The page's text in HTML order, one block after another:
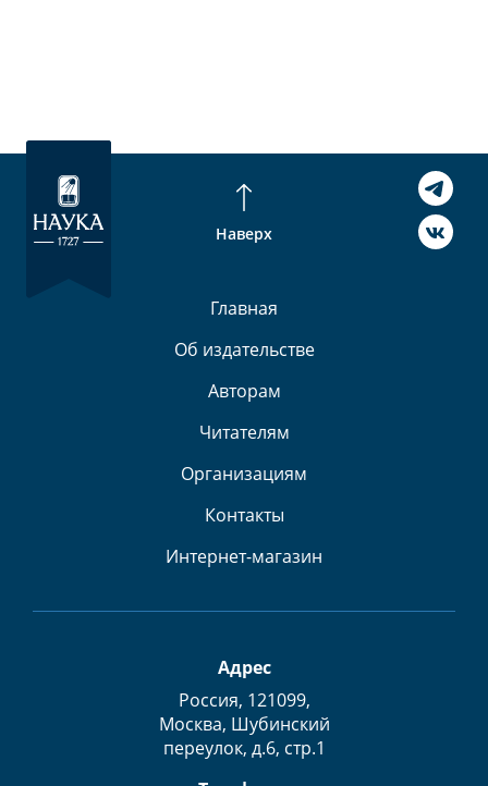
Наверх
Главная
Об издательстве
Авторам
Читателям
Организациям
Контакты
Интернет-магазин
Адрес
Россия, 121099,
Москва, Шубинский
переулок, д.6, стр.1